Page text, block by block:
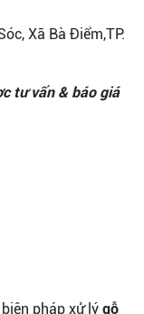
Xã Bà Điểm,TP.
tư vấn & báo giá
pháp xử lý gỗ